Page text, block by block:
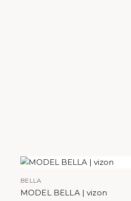
BELLA
MODEL BELLA | vizon